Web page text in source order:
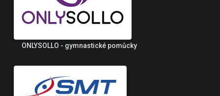
ONLYSOLLO - gymnastické pomůcky